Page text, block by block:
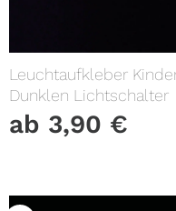
Leuchtaufkleber
Dunklen Lichtschalter
ab 3,90 €